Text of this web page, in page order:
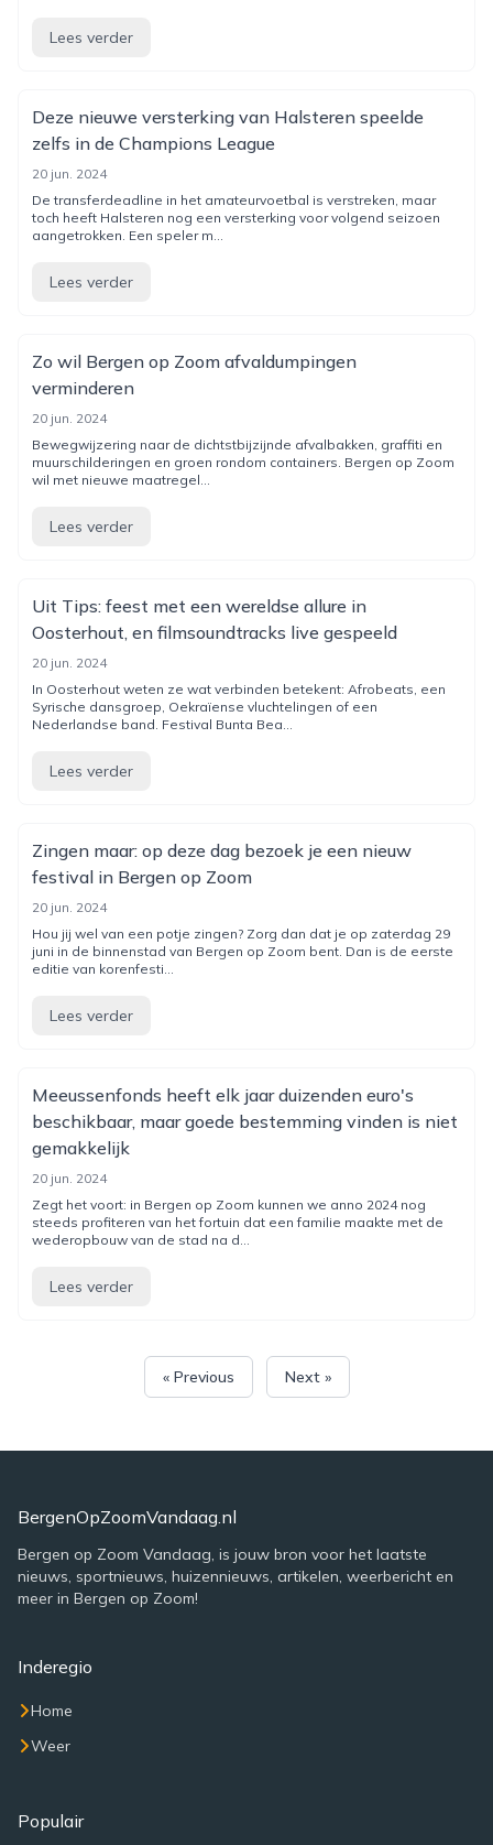
Lees verder
Deze nieuwe versterking van Halsteren speelde
zelfs in de Champions League
20 jun. 2024
De transferdeadline in het amateurvoetbal is verstreken, maar
toch heeft Halsteren nog een versterking voor volgend seizoen
aangetrokken. Een speler m...
Lees verder
Zo wil Bergen op Zoom afvaldumpingen
verminderen
20 jun. 2024
Bewegwijzering naar de dichtstbijzijnde afvalbakken, graffiti en
muurschilderingen en groen rondom containers. Bergen op Zoom
wil met nieuwe maatregel...
Lees verder
Uit Tips: feest met een wereldse allure in
Oosterhout, en filmsoundtracks live gespeeld
20 jun. 2024
In Oosterhout weten ze wat verbinden betekent: Afrobeats, een
Syrische dansgroep, Oekraïense vluchtelingen of een
Nederlandse band. Festival Bunta Bea...
Lees verder
Zingen maar: op deze dag bezoek je een nieuw
festival in Bergen op Zoom
20 jun. 2024
Hou jij wel van een potje zingen? Zorg dan dat je op zaterdag 29
juni in de binnenstad van Bergen op Zoom bent. Dan is de eerste
editie van korenfesti...
Lees verder
Meeussenfonds heeft elk jaar duizenden euro's
beschikbaar, maar goede bestemming vinden is niet
gemakkelijk
20 jun. 2024
Zegt het voort: in Bergen op Zoom kunnen we anno 2024 nog
steeds profiteren van het fortuin dat een familie maakte met de
wederopbouw van de stad na d...
Lees verder
« Previous Next »
BergenOpZoomVandaag.nl
Bergen op Zoom Vandaag, is jouw bron voor het laatste
nieuws, sportnieuws, huizennieuws, artikelen, weerbericht en
meer in Bergen op Zoom!
Inderegio
Home
Weer
Populair